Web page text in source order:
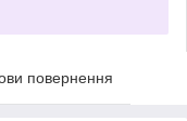
повернення